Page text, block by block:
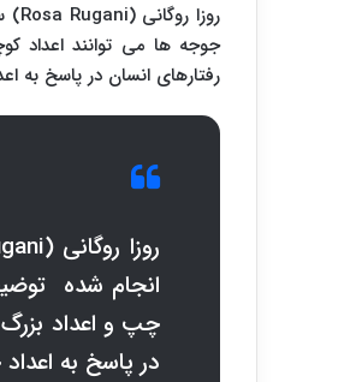
روزا روگانی (Rosa Rugani
)
جوجه ها می توانند اعداد
رفتارهای انسان در پاسخ
روزا روگانی (
انجام شده
چپ و اعداد بزرگ
در پاسخ به